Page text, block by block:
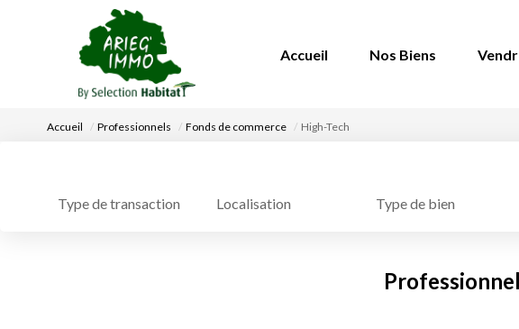
Accueil Nos Biens
Accueil Professionnels Fonds de commerce High-Tech
Type de transaction Localisation Type de bien